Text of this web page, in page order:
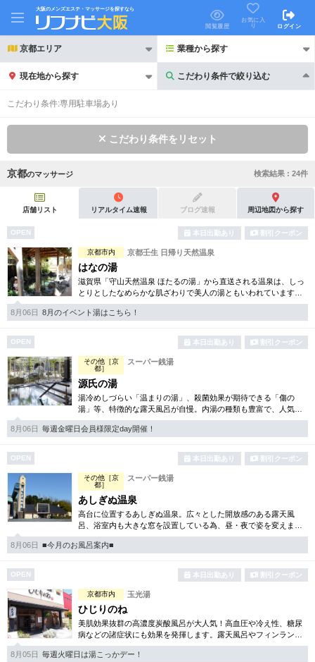
大阪のメンズエステ・マッサージを探すなら
閲覧履歴
お気に入
り
ログイン
京都エリア 業種から探す
現在地から探す こだわり条件で絞り込む
こだわり条件で絞り込む
初回割引あり リピーター割引あり
団体割引 ポイントカード有
キャッシュレス決済OK
2名様歓迎 団体様歓迎
完全個室 半個室あり
ペアルームあり シャワー室完備
フットバスあり
専用駐車場あり 有資格者在籍
日本人スタッフのみ
スタッフ指名可 Ｗセラピスト
駅から徒歩5分以内
こだわり条件を変更
こだわり条件:専用駐車場あり
こだわり条件をリセット
京都のマッサージ 検索結果 : 24件
店舗リスト リアルタイム速報 ブログ速報 周辺地図から探す
OPEN 本日出勤あり 割引クーポン
京都市内 京都壬生 日帰り天然温泉
はなの湯
滋賀県「守山天然温泉 ほたるの湯」から直送される温泉は、しっ
とりとしたなめらかな肌ざわりで美人の湯ともいわれています。
再入浴OKシステムやバラエティー豊かなイベント湯なども楽しみ
の一つです。
8月06日 8月のイベント湯はこちら！
OPEN 本日出勤あり 割引クーポン
その他［京
都］
スーパー銭湯
源氏の湯
湯冷めしづらい「温まりの湯」、殺菌効果が期待できる「傷の
湯」等、特徴的な露天風呂が自慢。内湯の種類も豊富で、人気の
ロウリュサウナも完備しています。朝風呂が開始されるので、朝
活にももってこいの温泉。
8月06日 毎週金曜日会員様限定day開催！
OPEN 本日出勤あり 割引クーポン
その他［京
都］
スーパー銭湯
あしぎぬ温泉
高台に位置するあしぎぬ温泉。広々とした開放感のある露天風
呂、浴室内も大きな窓を設置している為、昼・夜で姿を変えま
す。日により男女で浴場は入れ替わり制なので2種類の浴場を楽し
んで頂く事が可能です。
8月06日 ■今月のお風呂案内■
OPEN 本日出勤あり 割引クーポン
京都市内 玉光湯
ひじりのね
美肌効果抜群の高濃度炭酸風呂が大人気！高血圧や冷え性、糖尿
病などの諸症状にも効果を発揮します。露天風呂やフィンランド
サウナなど、ゆったりとくつろげる空間をご用意。
8月05日 毎週火曜日は湯こっかデー！